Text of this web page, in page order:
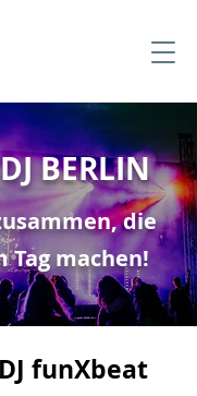
BERLIN
die
Tag machen!
funXbeat